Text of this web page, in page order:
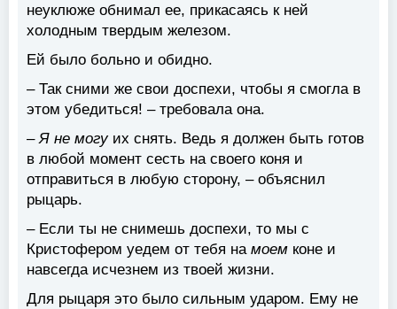
неуклюже обнимал ее, прикасаясь к ней
холодным твердым железом.
Ей было больно и обидно.
– Так сними же свои доспехи, чтобы я смогла в
этом убедиться! – требовала она.
–Я не могуих снять. Ведь я должен быть готов
в любой момент сесть на своего коня и
отправиться в любую сторону, – объяснил
рыцарь.
– Если ты не снимешь доспехи, то мы с
Кристофером уедем от тебя на моем коне и
навсегда исчезнем из твоей жизни.
Для рыцаря это было сильным ударом. Ему не